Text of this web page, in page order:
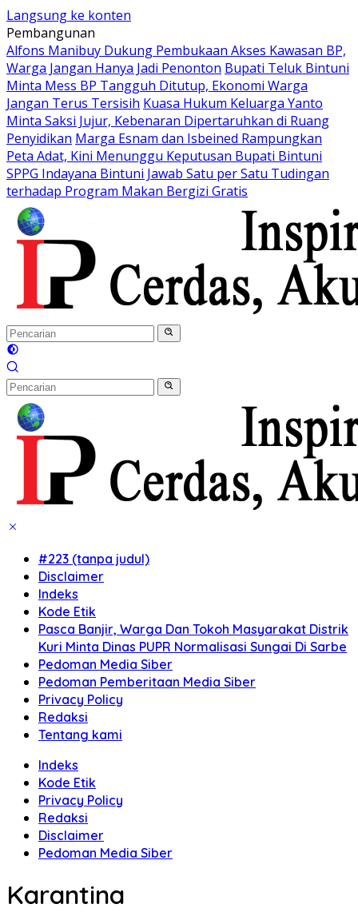
Langsung ke konten
Pembangunan
Alfons Manibuy Dukung Pembukaan Akses Kawasan BP,
Warga Jangan Hanya Jadi Penonton Bupati Teluk Bintuni
Minta Mess BP Tangguh Ditutup, Ekonomi Warga
Jangan Terus Tersisih Kuasa Hukum Keluarga Yanto
Minta Saksi Jujur, Kebenaran Dipertaruhkan di Ruang
Penyidikan Marga Esnam dan Isbeined Rampungkan
Peta Adat, Kini Menunggu Keputusan Bupati Bintuni
SPPG Indayana Bintuni Jawab Satu per Satu Tudingan
terhadap Program Makan Bergizi Gratis
#223 (tanpa judul)
Disclaimer
Indeks
Kode Etik
Pasca Banjir, Warga Dan Tokoh Masyarakat Distrik
Kuri Minta Dinas PUPR Normalisasi Sungai Di Sarbe
Pedoman Media Siber
Pedoman Pemberitaan Media Siber
Privacy Policy
Redaksi
Tentang kami
Indeks
Kode Etik
Privacy Policy
Redaksi
Disclaimer
Pedoman Media Siber
Karantina